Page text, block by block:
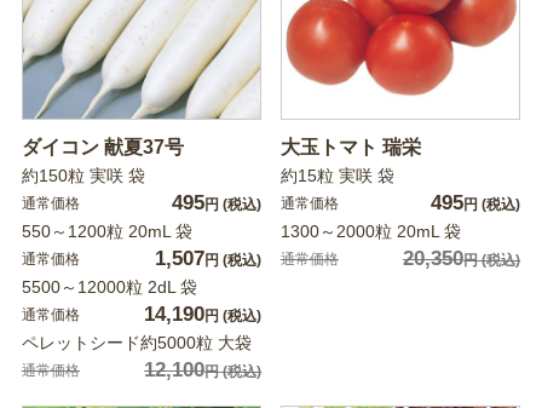
ダイコン 献夏37号
約150粒 実咲 袋
通常価格 495円 (税込)
550～1200粒 20mL 袋
通常価格 1,507円 (税込)
5500～12000粒 2dL 袋
通常価格 14,190円 (税込)
ペレットシード約5000粒 大袋
通常価格 12,100円(税込)
大玉トマト 瑞栄
約15粒 実咲 袋
通常価格 495円 (税込)
1300～2000粒 20mL 袋
通常価格 20,350円(税込)